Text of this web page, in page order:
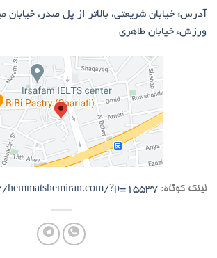
آدرس: خیابان شریعتی، بالاتر از پل صدر، خیابان
ورزش، خیابان طاهری
لینک کوتاه: hemmatshemiran.com/?p=15537